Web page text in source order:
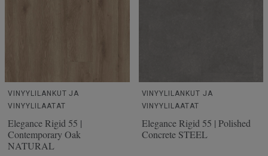
VINYYLILANKUT JA
VINYYLILAATAT
Elegance Rigid 55 |
Contemporary Oak
NATURAL
VINYYLILANKUT JA
VINYYLILAATAT
Elegance Rigid 55 | Polished
Concrete STEEL